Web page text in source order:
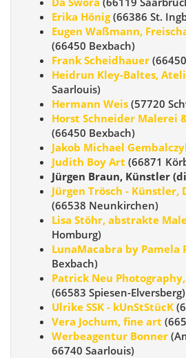
Erika Hönig(66386 St.
Eugen Waßmann,
(66450 Bexbach)
Frank Scheidhauer
Heidrun Kley-Baltes,
Saarlouis)
Hermann Weis (57720
Horst Schneider Malerei
(66450 Bexbach)
Jakob Michael
Judith Boy Art (66871
Jürgen Braun, Künstler
Jürgen Trösch - Künstler,
(66538 Neunkirchen)
Lisa Stöhr, abstrakte
Homburg)
LunaMacabra by Pamela
Bexbach)
Patrick Neu
(66583 Spiesen-Elversberg)
Ulrike SSK - kUnStStücK
Vera Jochum, fine art
Werbeagentur Bonner
66740 Saarlouis)